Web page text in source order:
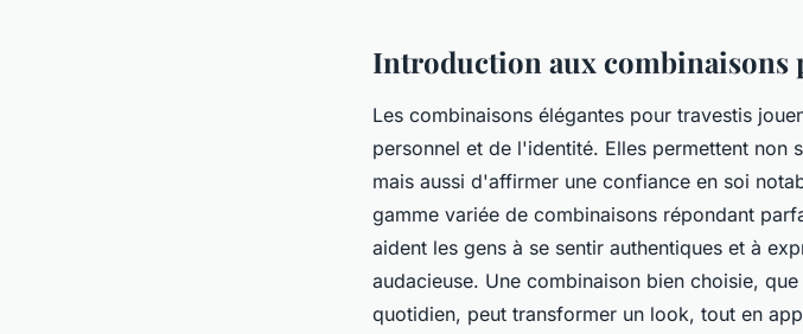
Introduction aux combinaisons
Les combinaisons élégantes pour travestis
personnel et de l'identité. Elles permettent non
mais aussi d'affirmer une confiance en soi
gamme variée de combinaisons répondant
aident les gens à se sentir authentiques et à
audacieuse. Une combinaison bien choisie,
quotidien, peut transformer un look, tout en